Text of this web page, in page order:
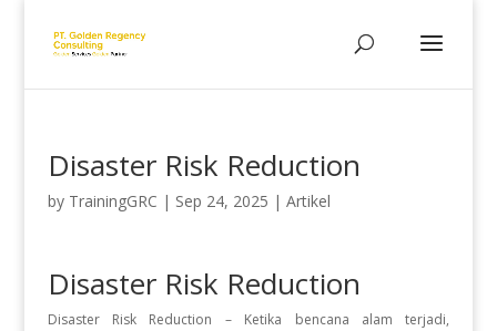
Disaster Risk Reduction
by TrainingGRC | Sep 24, 2025 | Artikel
Disaster Risk Reduction
Disaster Risk Reduction – Ketika bencana alam terjadi,